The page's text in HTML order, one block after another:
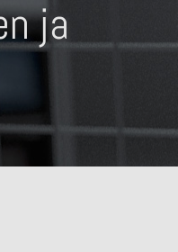
ja